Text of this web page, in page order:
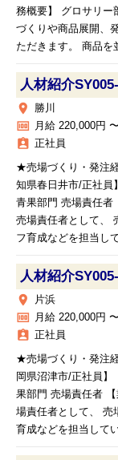
務概要】 グロサリー
づくりや商品展開、
ただきます。 商品を
人材紹介
place 勝川
money 月給 220,000円
assignment_ind 正社員
★売場づくり・発注
知県春日井市/正社員
青果部門 売場責任者
売場責任者として、
フ育成などを担当し
人材紹介
place 片浜
money 月給 220,000円
assignment_ind 正社員
★売場づくり・発注
岡県沼津市/正社員
果部門 売場責任者
場責任者として、 売
育成などを担当して